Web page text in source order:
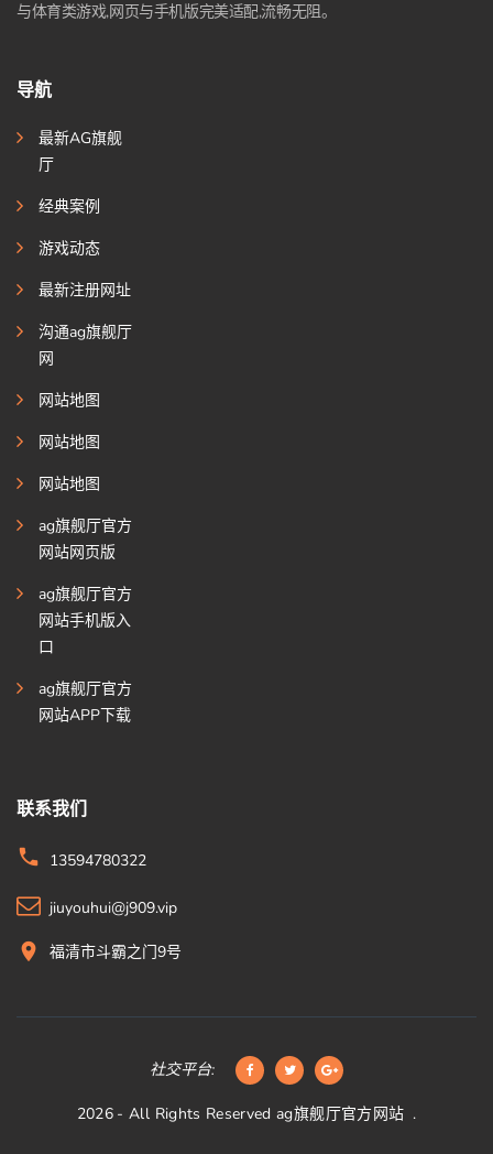
与体育类游戏,网页与手机版完美适配,流畅无阻。
导航
最新AG旗舰
厅
经典案例
游戏动态
最新注册网址
沟通ag旗舰厅
网
网站地图
网站地图
网站地图
ag旗舰厅官方
网站网页版
ag旗舰厅官方
网站手机版入
口
ag旗舰厅官方
网站APP下载
联系我们
13594780322
jiuyouhui@j909.vip
福清市斗霸之门9号
社交平台:
2026 - All Rights Reservedag旗舰厅官方网站 .